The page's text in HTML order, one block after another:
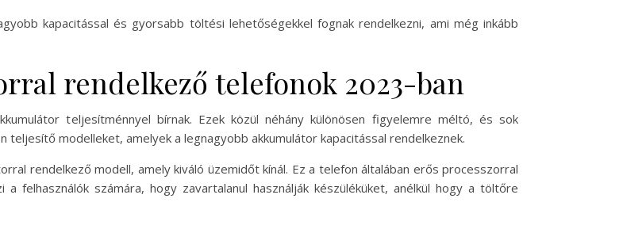
kapacitással és gyorsabb töltési lehetőségekkel fognak rendelkezni, ami még inkább
rendelkező telefonok 2023-ban
teljesítménnyel bírnak. Ezek közül néhány különösen figyelemre méltó, és sok
modelleket, amelyek a legnagyobb akkumulátor kapacitással rendelkeznek.
rendelkező modell, amely kiváló üzemidőt kínál. Ez a telefon általában erős processzorral
felhasználók számára, hogy zavartalanul használják készüléküket, anélkül hogy a töltőre